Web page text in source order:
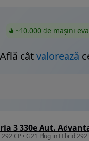
~10.000 de mașini
Află câtvalorează
3 330e Aut.
292 CP • G21 Plug in Hibrid